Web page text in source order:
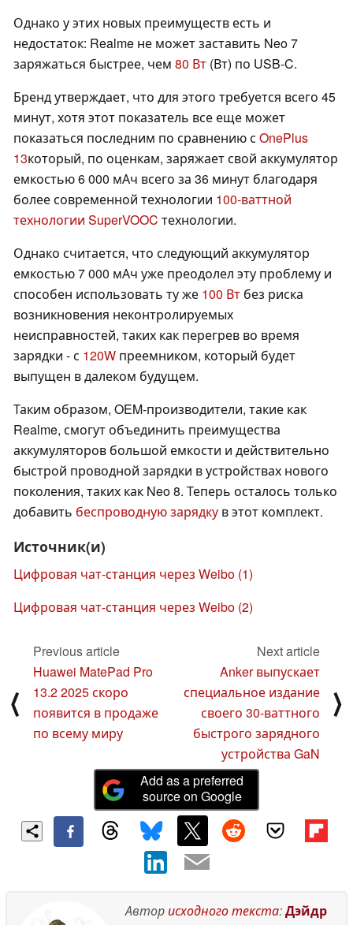
Однако у этих новых преимуществ есть и
недостаток: Realme не может заставить Neo 7
заряжаться быстрее, чем 80 Вт (Вт) по USB-C.
Бренд утверждает, что для этого требуется всего 45
минут, хотя этот показатель все еще может
показаться последним по сравнению с OnePlus
13который, по оценкам, заряжает свой аккумулятор
емкостью 6 000 мАч всего за 36 минут благодаря
более современной технологии 100-ваттной
технологии SuperVOOC технологии.
Однако считается, что следующий аккумулятор
емкостью 7 000 мАч уже преодолел эту проблему и
способен использовать ту же 100 Вт без риска
возникновения неконтролируемых
неисправностей, таких как перегрев во время
зарядки - с 120W преемником, который будет
выпущен в далеком будущем.
Таким образом, OEM-производители, такие как
Realme, смогут объединить преимущества
аккумуляторов большой емкости и действительно
быстрой проводной зарядки в устройствах нового
поколения, таких как Neo 8. Теперь осталось только
добавить беспроводную зарядку в этот комплект.
Источник(и)
Цифровая чат-станция через Weibo (1)
Цифровая чат-станция через Weibo (2)
⟨
Previous article
Huawei MatePad Pro
13.2 2025 скоро
появится в продаже
по всему миру
Next article
Anker выпускает
специальное издание
своего 30-ваттного
быстрого зарядного
устройства GaN
⟩
Add as a preferred
source on Google
Авторисходного текста:Дэйдр